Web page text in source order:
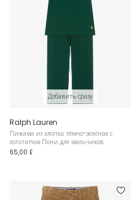
Добавить сразу
Ralph Lauren
Пижама из хлопка тёмно-зелёная с
логотипом Пони для мальчиков
65,00 £